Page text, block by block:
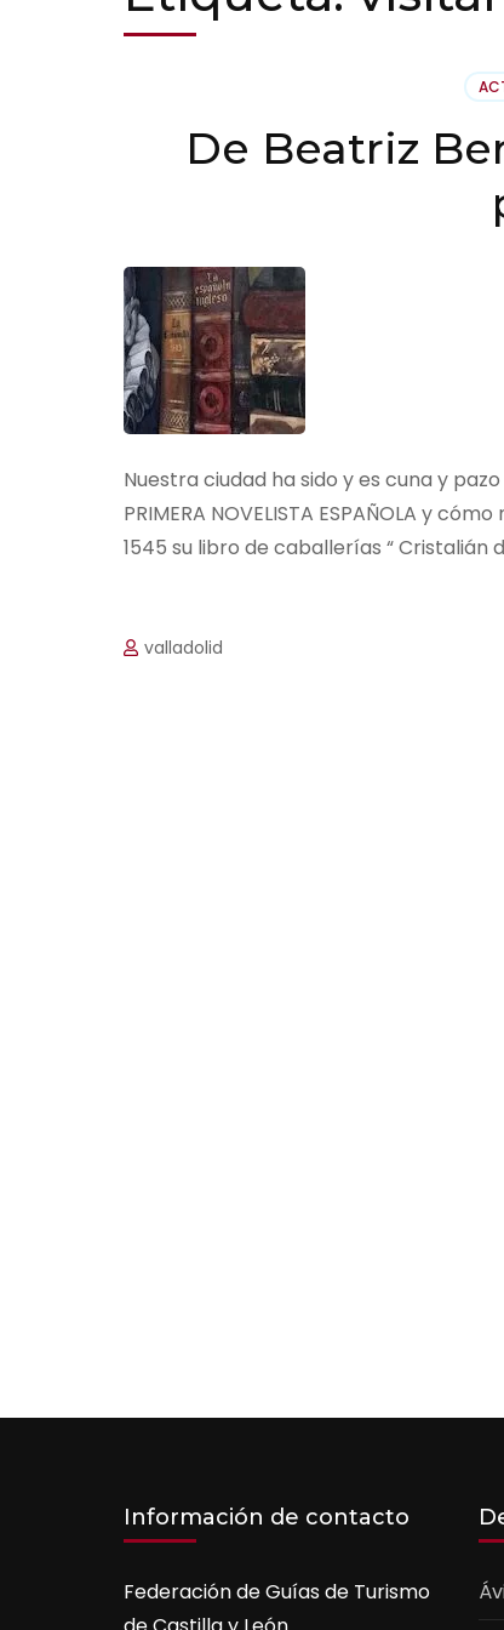
De Beatriz
Nuestra ciudad ha sido y es cuna y
PRIMERA NOVELISTA ESPAÑOLA y
1545 su libro de caballerías “ Cristalián
valladolid
Información de contacto
Federación de Guías de Turismo